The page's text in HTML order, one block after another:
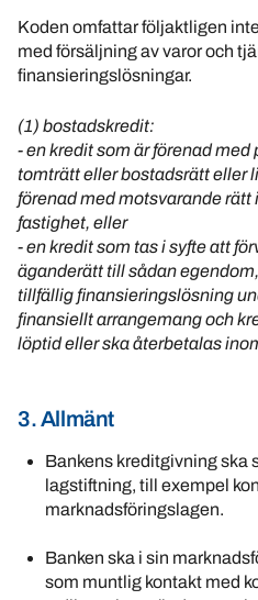
Koden omfattar följaktligen
med försäljning av varor och
finansieringslösningar.
(1) bostadskredit:
- en kredit som är förenad
tomträtt eller bostadsrätt eller
förenad med motsvarande rätt
fastighet, eller
- en kredit som tas i syfte att
äganderätt till sådan
tillfällig finansieringslösning
finansiellt arrangemang och
löptid eller ska återbetalas
3. Allmänt
Bankens kreditgivning ska
lagstiftning, till exempel
marknadsföringslagen.
Banken ska i sin
som muntlig kontakt med